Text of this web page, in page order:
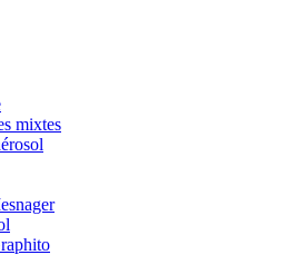
mixtes